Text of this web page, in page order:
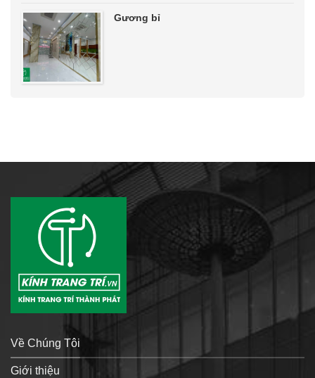
Gương bỉ
Về Chúng Tôi
Giới thiệu